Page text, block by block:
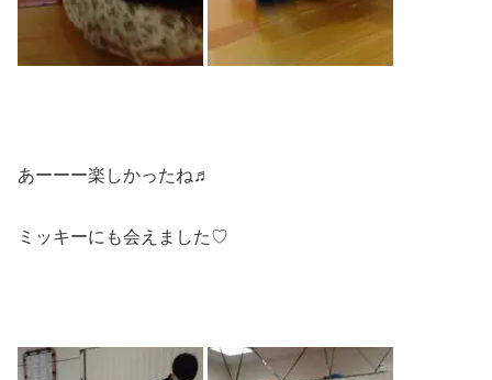
あーーー楽しかったね♬
ミッキーにも会えました♡